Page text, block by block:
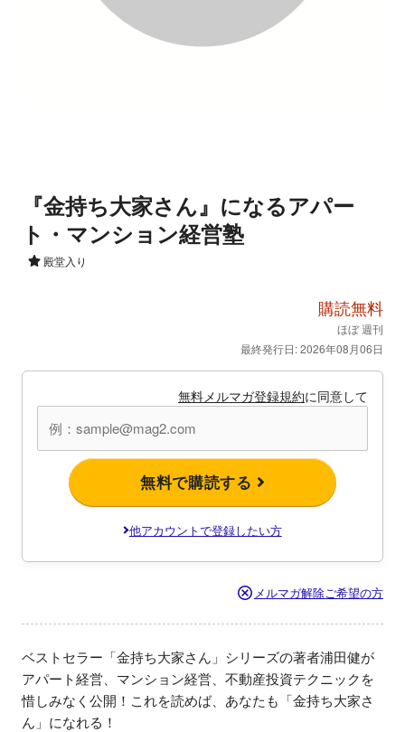
『金持ち大家さん』になるアパー
ト・マンション経営塾
殿堂入り
購読無料
ほぼ 週刊
最終発行日: 2026年08月06日
無料メルマガ登録規約に同意して
無料で購読する
他アカウントで登録したい方
メルマガ解除ご希望の方
ベストセラー「金持ち大家さん」シリーズの著者浦田健が
アパート経営、マンション経営、不動産投資テクニックを
惜しみなく公開！これを読めば、あなたも「金持ち大家さ
ん」になれる！